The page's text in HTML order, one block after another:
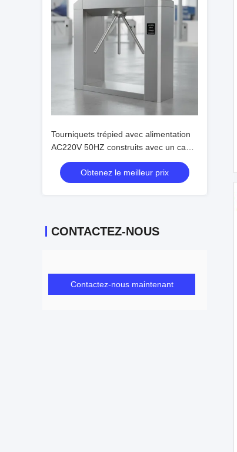
Tourniquets trépied avec alimentation
AC220V 50HZ construits avec un cadre
en acier inoxydable 304 assurant des
performances robustes
Obtenez le meilleur prix
CONTACTEZ-NOUS
Contactez-nous maintenant